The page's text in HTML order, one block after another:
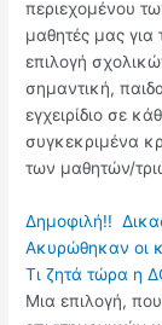
περιεχομένου
μαθητές μας
επιλογή
σημαντική,
εγχειρίδιο σε
συγκεκριμένα
των μαθητών/
Δημοφιλή!!
Ακυρώθηκαν οι
Τι ζητά τώρα η
Μια επιλογή,